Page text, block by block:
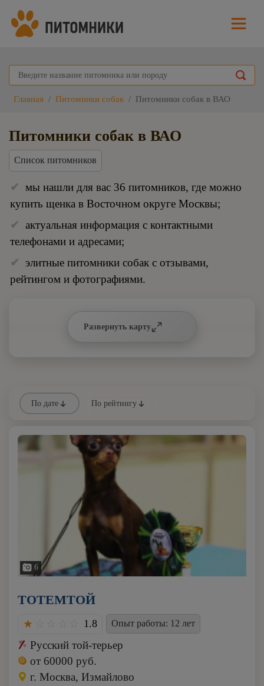
Главная Питомники собак Питомники собак в ВАО
Питомники собак в ВАО
Список питомников
мы нашли для вас 36 питомников, где можно
купить щенка в Восточном округе Москвы;
актуальная информация с контактными
телефонами и адресами;
элитные питомники собак с отзывами,
рейтингом и фотографиями.
Развернуть карту
По дате По рейтингу
6
ТОТЕМТОЙ
1.8 Опыт работы: 12 лет
Русский той-терьер
от 60000 руб.
г. Москва, Измайлово